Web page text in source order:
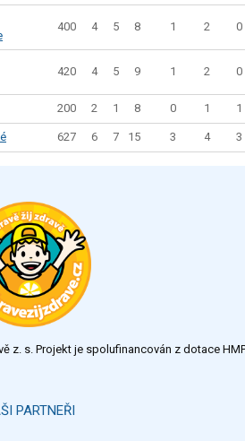
400 4 5 8 1 2 0
420 4 5 9 1 2 0
200 2 1 8 0 1 1
627 6 7 15 3 4 3
z. s. Projekt je spolufinancován z dotace
PARTNEŘI